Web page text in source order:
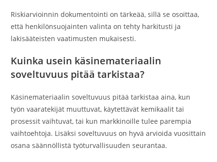
Riskiarvioinnin dokumentointi on tärkeää, sillä se osoittaa,
että henkilönsuojainten valinta on tehty harkitusti ja
lakisääteisten vaatimusten mukaisesti.
Kuinka usein käsinemateriaalin
soveltuvuus pitää tarkistaa?
Käsinemateriaalin soveltuvuus pitää tarkistaa aina, kun
työn vaaratekijät muuttuvat, käytettävät kemikaalit tai
prosessit vaihtuvat, tai kun markkinoille tulee parempia
vaihtoehtoja. Lisäksi soveltuvuus on hyvä arvioida vuosittain
osana säännöllistä työturvallisuuden seurantaa.